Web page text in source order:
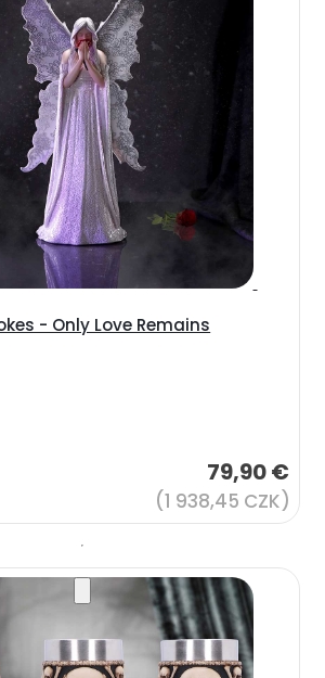
- Only Love Remains
79,90 €
(1 938,45 CZK)